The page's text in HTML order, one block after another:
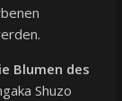
Blumen des
Shuzo